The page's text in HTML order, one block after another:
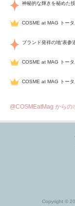
COSME at MAG トー
COSME at MAG トー
COSME at MAG トー
@COSMEatMag からの
Copyright ©